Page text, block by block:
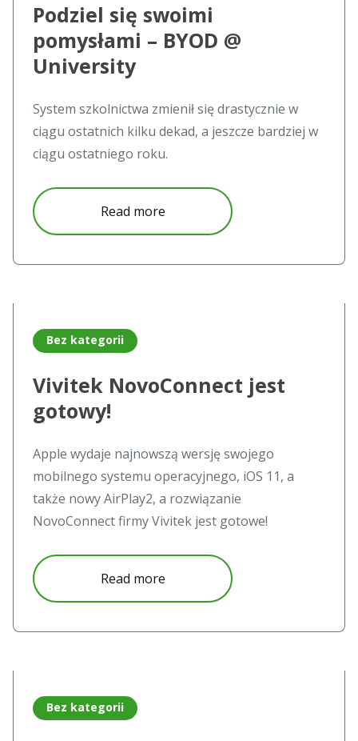
Podziel się swoimi
pomysłami – BYOD @
University
System szkolnictwa zmienił się drastycznie w
ciągu ostatnich kilku dekad, a jeszcze bardziej w
ciągu ostatniego roku.
Read moreabout Podziel się swoimi
Bez kategorii
Vivitek NovoConnect jest
gotowy!
Apple wydaje najnowszą wersję swojego
mobilnego systemu operacyjnego, iOS 11, a
także nowy AirPlay2, a rozwiązanie
NovoConnect firmy Vivitek jest gotowe!
Read moreabout Vivitek NovoConnect jest
Bez kategorii